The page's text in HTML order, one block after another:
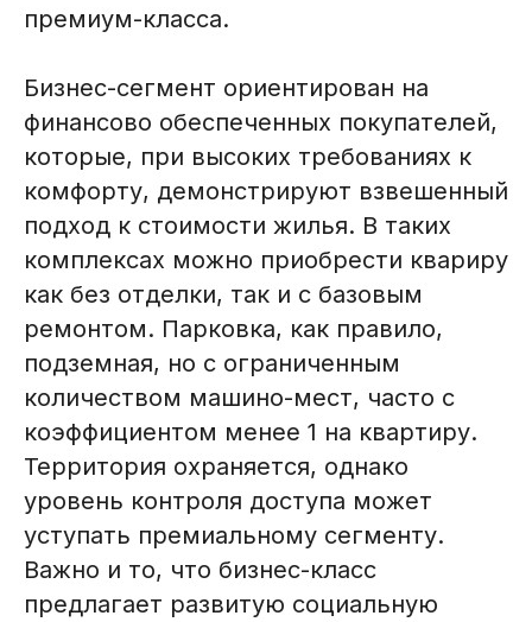
премиум-класса.
Бизнес-сегмент ориентирован на
финансово обеспеченных покупателей,
которые, при высоких требованиях к
комфорту, демонстрируют взвешенный
подход к стоимости жилья. В таких
комплексах можно приобрести квариру
как без отделки, так и с базовым
ремонтом. Парковка, как правило,
подземная, но с ограниченным
количеством машино-мест, часто с
коэффициентом менее 1 на квартиру.
Территория охраняется, однако
уровень контроля доступа может
уступать премиальному сегменту.
Важно и то, что бизнес-класс
предлагает развитую социальную